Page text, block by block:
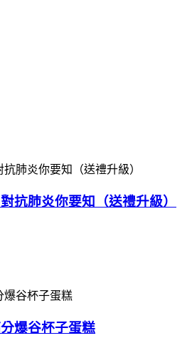
抗肺炎你要知（送禮升級）
爆谷杯子蛋糕